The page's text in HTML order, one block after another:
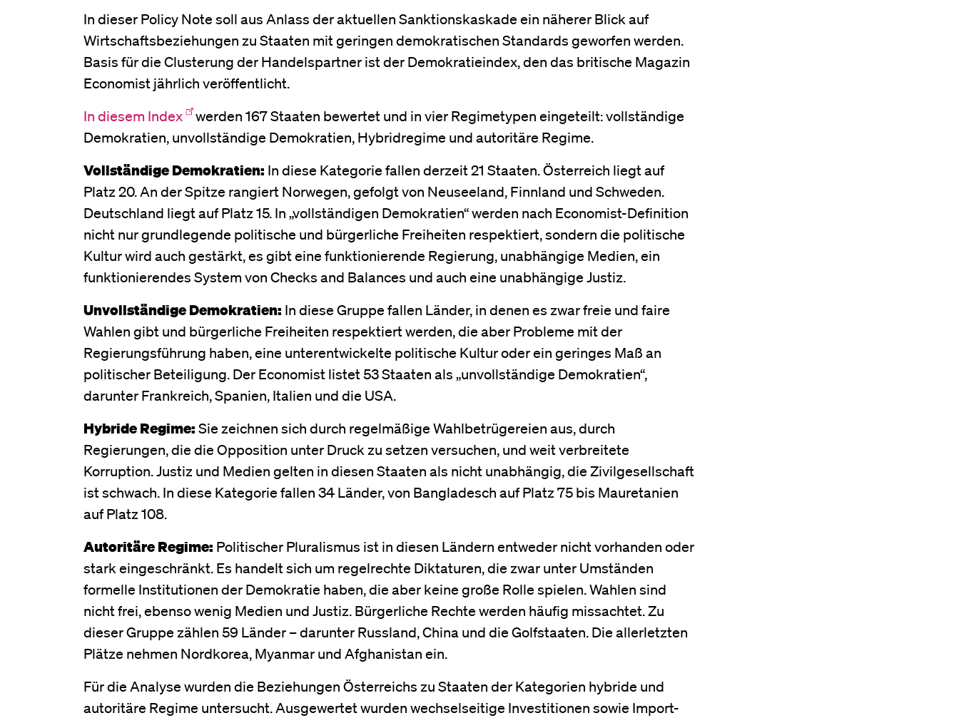
In dieser Policy Note soll aus Anlass der aktuellen Sanktionskaskade ein näherer Blick auf
Wirtschaftsbeziehungen zu Staaten mit geringen demokratischen Standards geworfen werden.
Basis für die Clusterung der Handelspartner ist der Demokratieindex, den das britische Magazin
Economist jährlich veröffentlicht.
In diesem Index
werden 167 Staaten bewertet und in vier Regimetypen eingeteilt: vollständige
Demokratien, unvollständige Demokratien, Hybridregime und autoritäre Regime.
Vollständige Demokratien: In diese Kategorie fallen derzeit 21 Staaten. Österreich liegt auf
Platz 20. An der Spitze rangiert Norwegen, gefolgt von Neuseeland, Finnland und Schweden.
Deutschland liegt auf Platz 15. In „vollständigen Demokratien“ werden nach Economist-Definition
nicht nur grundlegende politische und bürgerliche Freiheiten respektiert, sondern die politische
Kultur wird auch gestärkt, es gibt eine funktionierende Regierung, unabhängige Medien, ein
funktionierendes System von Checks and Balances und auch eine unabhängige Justiz.
Unvollständige Demokratien: In diese Gruppe fallen Länder, in denen es zwar freie und faire
Wahlen gibt und bürgerliche Freiheiten respektiert werden, die aber Probleme mit der
Regierungsführung haben, eine unterentwickelte politische Kultur oder ein geringes Maß an
politischer Beteiligung. Der Economist listet 53 Staaten als „unvollständige Demokratien“,
darunter Frankreich, Spanien, Italien und die USA.
Hybride Regime:Sie zeichnen sich durch regelmäßige Wahlbetrügereien aus, durch
Regierungen, die die Opposition unter Druck zu setzen versuchen, und weit verbreitete
Korruption. Justiz und Medien gelten in diesen Staaten als nicht unabhängig, die Zivilgesellschaft
ist schwach. In diese Kategorie fallen 34 Länder, von Bangladesch auf Platz 75 bis Mauretanien
auf Platz 108.
Autoritäre Regime: Politischer Pluralismus ist in diesen Ländern entweder nicht vorhanden oder
stark eingeschränkt. Es handelt sich um regelrechte Diktaturen, die zwar unter Umständen
formelle Institutionen der Demokratie haben, die aber keine große Rolle spielen. Wahlen sind
nicht frei, ebenso wenig Medien und Justiz. Bürgerliche Rechte werden häufig missachtet. Zu
dieser Gruppe zählen 59 Länder – darunter Russland, China und die Golfstaaten. Die allerletzten
Plätze nehmen Nordkorea, Myanmar und Afghanistan ein.
Für die Analyse wurden die Beziehungen Österreichs zu Staaten der Kategorien hybride und
autoritäre Regime untersucht. Ausgewertet wurden wechselseitige Investitionen sowie Import-